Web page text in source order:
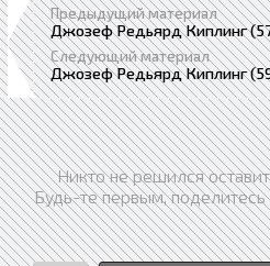
Предыдущий материал
Джозеф Редьярд Киплинг
Следующий материал
Джозеф Редьярд Киплинг
Никто не решился
Будь-те первым,